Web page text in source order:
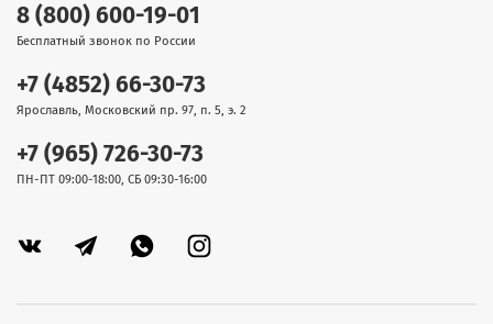
8 (800) 600-19-01
Бесплатный звонок по России
+7 (4852) 66-30-73
Ярославль, Московский пр. 97, п. 5, э. 2
+7 (965) 726-30-73
ПН-ПТ 09:00-18:00, СБ 09:30-16:00